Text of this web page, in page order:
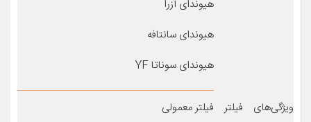
هیوندای آزرا
هیوندای سانتافه
هیوندای سوناتا YF
ویژگی‌های فیلتر
فیلتر معمولی